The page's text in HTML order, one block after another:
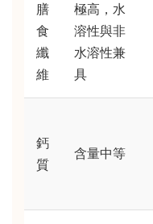
膳
食
纖
維
極高，水
溶性與非
水溶性兼
具
鈣
質
含量中等